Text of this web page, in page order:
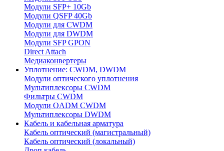
Модули SFP+ 10Gb
Модули QSFP 40Gb
Модули для CWDM
Модули для DWDM
Модули SFP GPON
Direct Attach
Медиаконвертеры
Уплотнение: CWDM, DWDM
Модули оптического уплотнения
Мультиплексоры CWDM
Фильтры CWDM
Модули OADM CWDM
Мультиплексоры DWDM
Кабель и кабельная арматура
Кабель оптический (магистральный)
Кабель оптический (локальный)